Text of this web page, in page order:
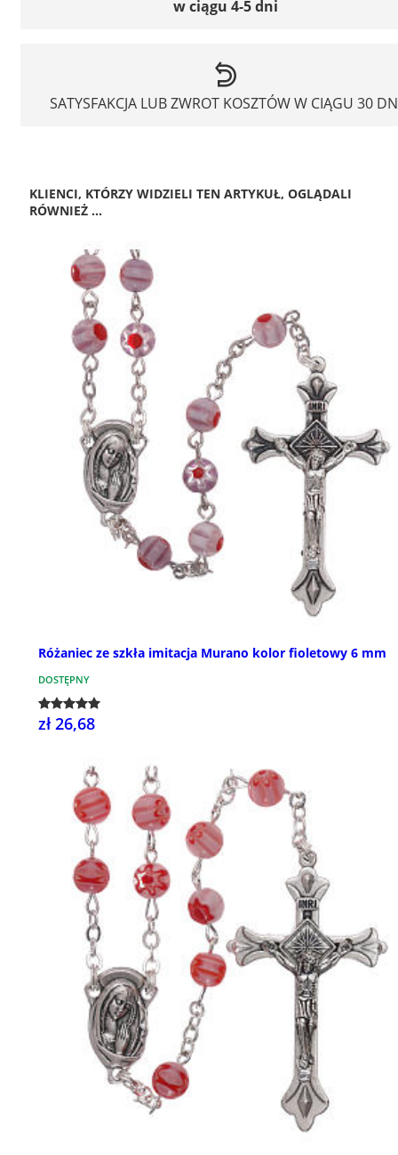
w ciągu 4-5 dni
SATYSFAKCJA LUB ZWROT KOSZTÓW W CIĄGU 30
KLIENCI, KTÓRZY WIDZIELI TEN ARTYKUŁ, OGLĄDALI
RÓWNIEŻ ...
Różaniec ze szkła imitacja Murano kolor fioletowy 6 mm
DOSTĘPNY
zł 26,68